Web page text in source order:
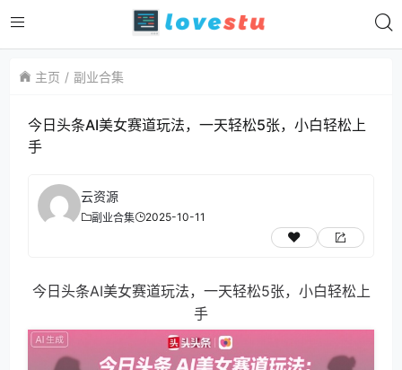
主页 副业合集
今日头条AI美女赛道玩法，一天轻松5张，小白轻松上
手
云资源
副业合集 2025-10-11
今日头条AI美女赛道玩法，一天轻松5张，小白轻松上
手